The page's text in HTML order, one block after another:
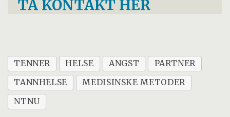
TA KONTAKT HER
TENNER HELSE ANGST
PARTNER
TANNHELSE
MEDISINSKE METODER
NTNU